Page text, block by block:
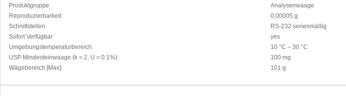
Produktgruppe:
Analysenwaage
Reproduzierbarkeit:
0,00005 g
Schnittstellen:
RS-232 serienmäßig
Sofort Verfügbar:
yes
Umgebungstemperaturbereich:
10 °C – 30 °C
USP Mindesteinwaage (k = 2, U = 0.1%):
100 mg
Wägebereich [Max]:
101 g